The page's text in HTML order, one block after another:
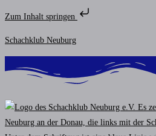
Zum Inhalt springen
Zum
Inhalt
springen
Schachklub Neuburg